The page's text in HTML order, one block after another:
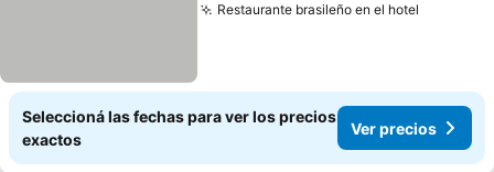
Restaurante brasileño en el hotel
Seleccioná las fechas para ver los precios
exactos
Ver precios